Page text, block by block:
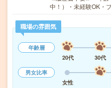
中！）・未経験OK・
職場の雰囲気
年齢層
20代
30代
男女比率
女性